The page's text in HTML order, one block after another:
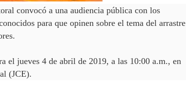
convocó a una audiencia pública con los
para que opinen sobre el tema del arrastre
el jueves 4 de abril de 2019, a las 10:00 a.m., en
(JCE).